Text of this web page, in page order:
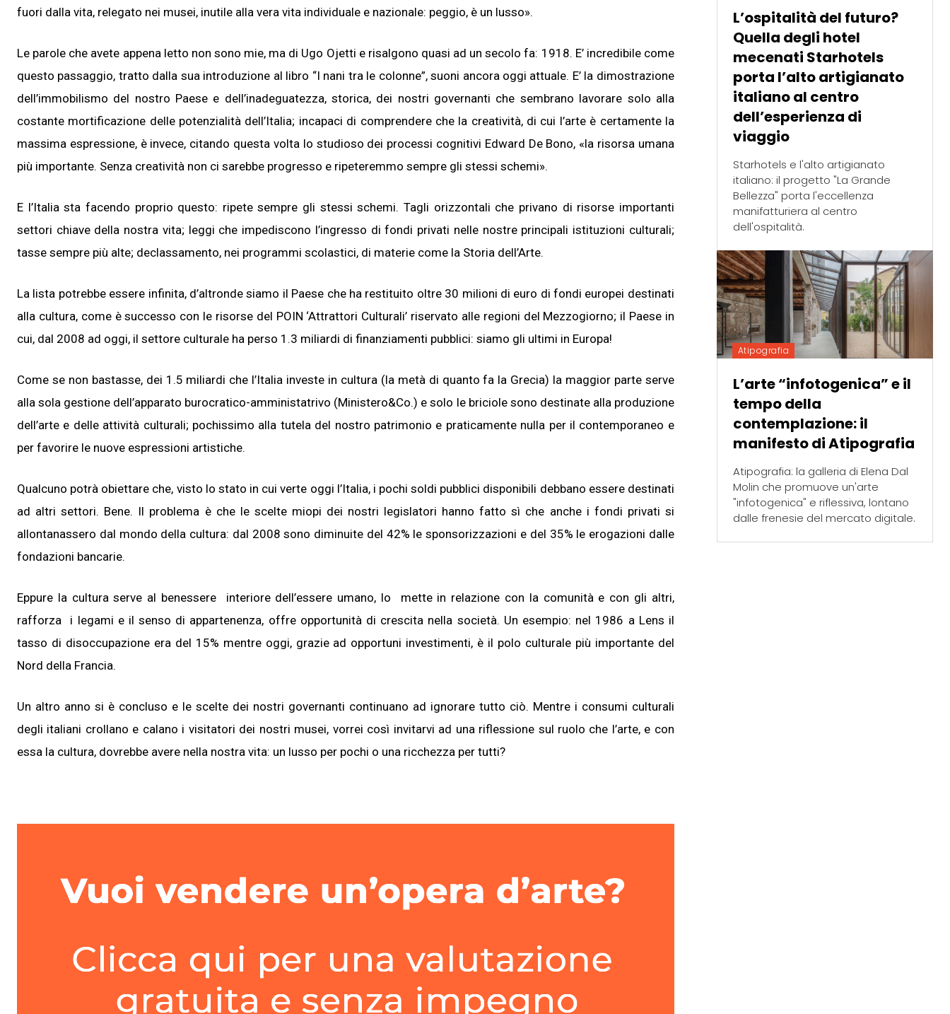
fuori dalla vita, relegato nei musei, inutile alla vera vita individuale e nazionale: peggio, è un lusso».
Le parole che avete appena letto non sono mie, ma di Ugo Ojetti e risalgono quasi ad un secolo fa: 1918. E’ incredibile come
questo passaggio, tratto dalla sua introduzione al libro “I nani tra le colonne”, suoni ancora oggi attuale. E’ la dimostrazione
dell’immobilismo del nostro Paese e dell’inadeguatezza, storica, dei nostri governanti che sembrano lavorare solo alla
costante mortificazione delle potenzialità dell’Italia; incapaci di comprendere che la creatività, di cui l’arte è certamente la
massima espressione, è invece, citando questa volta lo studioso dei processi cognitivi Edward De Bono, «la risorsa umana
più importante. Senza creatività non ci sarebbe progresso e ripeteremmo sempre gli stessi schemi».
E l’Italia sta facendo proprio questo: ripete sempre gli stessi schemi. Tagli orizzontali che privano di risorse importanti
settori chiave della nostra vita; leggi che impediscono l’ingresso di fondi privati nelle nostre principali istituzioni culturali;
tasse sempre più alte; declassamento, nei programmi scolastici, di materie come la Storia dell’Arte.
La lista potrebbe essere infinita, d’altronde siamo il Paese che ha restituito oltre 30 milioni di euro di fondi europei destinati
alla cultura, come è successo con le risorse del POIN ‘Attrattori Culturali’ riservato alle regioni del Mezzogiorno; il Paese in
cui, dal 2008 ad oggi, il settore culturale ha perso 1.3 miliardi di finanziamenti pubblici: siamo gli ultimi in Europa!
Come se non bastasse, dei 1.5 miliardi che l’Italia investe in cultura (la metà di quanto fa la Grecia) la maggior parte serve
alla sola gestione dell’apparato burocratico-amministatrivo (Ministero&Co.) e solo le briciole sono destinate alla produzione
dell’arte e delle attività culturali; pochissimo alla tutela del nostro patrimonio e praticamente nulla per il contemporaneo e
per favorire le nuove espressioni artistiche.
Qualcuno potrà obiettare che, visto lo stato in cui verte oggi l’Italia, i pochi soldi pubblici disponibili debbano essere destinati
ad altri settori. Bene. Il problema è che le scelte miopi dei nostri legislatori hanno fatto sì che anche i fondi privati si
allontanassero dal mondo della cultura: dal 2008 sono diminuite del 42% le sponsorizzazioni e del 35% le erogazioni dalle
fondazioni bancarie.
Eppure la cultura serve al benessere interiore dell’essere umano, lo mette in relazione con la comunità e con gli altri,
rafforza i legami e il senso di appartenenza, offre opportunità di crescita nella società. Un esempio: nel 1986 a Lens il
tasso di disoccupazione era del 15% mentre oggi, grazie ad opportuni investimenti, è il polo culturale più importante del
Nord della Francia.
Un altro anno si è concluso e le scelte dei nostri governanti continuano ad ignorare tutto ciò. Mentre i consumi culturali
degli italiani crollano e calano i visitatori dei nostri musei, vorrei così invitarvi ad una riflessione sul ruolo che l’arte, e con
essa la cultura, dovrebbe avere nella nostra vita: un lusso per pochi o una ricchezza per tutti?
L’ospitalità del futuro?
Quella degli hotel
mecenati Starhotels
porta l’alto artigianato
italiano al centro
dell’esperienza di
viaggio
Starhotels e l'alto artigianato
italiano: il progetto "La Grande
Bellezza" porta l'eccellenza
manifatturiera al centro
dell'ospitalità.
Atipografia
L’arte “infotogenica” e il
tempo della
contemplazione: il
manifesto di Atipografia
Atipografia: la galleria di Elena Dal
Molin che promuove un'arte
"infotogenica" e riflessiva, lontano
dalle frenesie del mercato digitale.